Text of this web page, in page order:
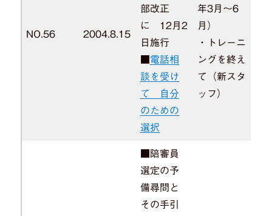
NO.56 2004.8.15
部改正
に 12月2
日施行
電話相
談を受け
て 自分
のための
選択
年3月～6
月）
・トレーニ
ングを終え
て（新スタ
ッフ）
■陪審員
選定の予
備尋問と
その手引